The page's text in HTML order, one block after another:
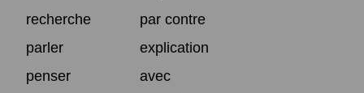
recherche
par contre
parler
explication
penser
avec